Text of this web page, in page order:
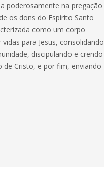
poderosamente na pregação
os dons do Espírito Santo
como um corpo
para Jesus, consolidando
discipulando e crendo
Cristo, e por fim, enviando